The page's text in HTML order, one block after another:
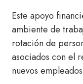
Este apoyo
ambiente de
rotación de
asociados con el
nuevos